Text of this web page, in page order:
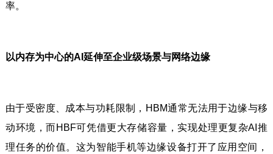
率。
以内存为中心的AI延伸至企业级场景与网络边缘
由于受密度、成本与功耗限制，HBM通常无法用于边缘与移
动环境，而HBF可凭借更大存储容量，实现处理更复杂AI推
理任务的价值。这为智能手机等边缘设备打开了应用空间，